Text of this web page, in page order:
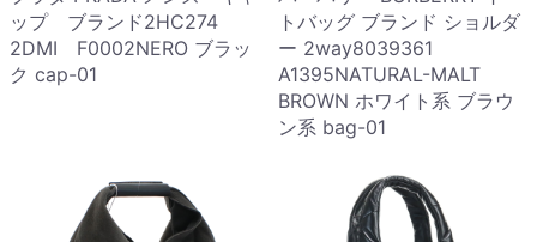
ップ ブランド2HC274
2DMI F0002NERO ブラッ
ク cap-01
トバッグ ブランド ショルダ
ー 2way8039361
A1395NATURAL-MALT
BROWN ホワイト系 ブラウ
ン系 bag-01